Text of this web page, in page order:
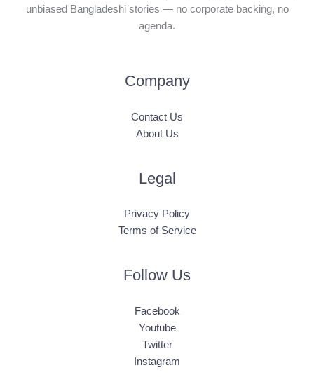
unbiased Bangladeshi stories — no corporate backing, no
agenda.
Company
Contact Us
About Us
Legal
Privacy Policy
Terms of Service
Follow Us
Facebook
Youtube
Twitter
Instagram